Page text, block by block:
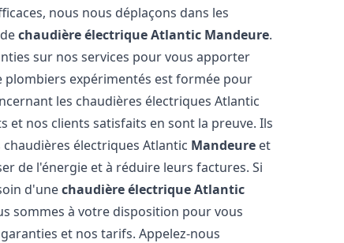
nous nous déplaçons dans les
chaudière électrique Atlantic Mandeure.
sur nos services pour vous apporter
expérimentés est formée pour
les chaudières électriques Atlantic
et nos clients satisfaits en sont la preuve. Ils
électriques Atlantic Mandeure et
de l'énergie et à réduire leurs factures. Si
d'unechaudière électrique Atlantic
sommes à votre disposition pour vous
et nos tarifs. Appelez-nous